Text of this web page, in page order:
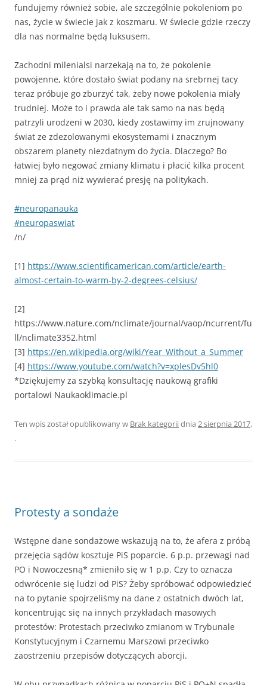
fundujemy również sobie, ale szczególnie pokoleniom po
nas, życie w świecie jak z koszmaru. W świecie gdzie rzeczy
dla nas normalne będą luksusem.
Zachodni milenialsi narzekają na to, że pokolenie
powojenne, które dostało świat podany na srebrnej tacy
teraz próbuje go zburzyć tak, żeby nowe pokolenia miały
trudniej. Może to i prawda ale tak samo na nas będą
patrzyli urodzeni w 2030, kiedy zostawimy im zrujnowany
świat ze zdezolowanymi ekosystemami i znacznym
obszarem planety niezdatnym do życia. Dlaczego? Bo
łatwiej było negować zmiany klimatu i płacić kilka procent
mniej za prąd niż wywierać presję na politykach.
#neuropanauka
#neuropaswiat
/n/
[1] https://www.scientificamerican.com/article/earth-
almost-certain-to-warm-by-2-degrees-celsius/
[2]
https://www.nature.com/nclimate/journal/vaop/ncurrent/fu
ll/nclimate3352.html
[3] https://en.wikipedia.org/wiki/Year_Without_a_Summer
[4] https://www.youtube.com/watch?v=xplesDv5hl0
*Dziękujemy za szybką konsultację naukową grafiki
portalowi Naukaoklimacie.pl
Ten wpis został opublikowany w Brak kategoriidnia 2 sierpnia 2017,
.
Protesty a sondaże
Wstępne dane sondażowe wskazują na to, że afera z próbą
przejęcia sądów kosztuje PiS poparcie. 6 p.p. przewagi nad
PO i Nowoczesną* zmieniło się w 1 p.p. Czy to oznacza
odwrócenie się ludzi od PiS? Żeby spróbować odpowiedzieć
na to pytanie spojrzeliśmy na dane z ostatnich dwóch lat,
koncentrując się na innych przykładach masowych
protestów: Protestach przeciwko zmianom w Trybunale
Konstytucyjnym i Czarnemu Marszowi przeciwko
zaostrzeniu przepisów dotyczących aborcji.